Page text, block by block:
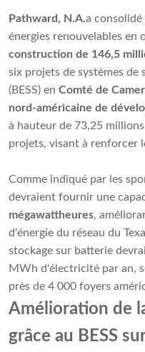
Pathward, N.A.a consolidé
énergies renouvelables
construction de 146,5
six projets de systèmes de
(BESS) en Comté de
nord-américaine de
à hauteur de 73,25
projets, visant à renforcer
Comme indiqué par les
devraient fournir une
mégawattheures,
d'énergie du réseau du
stockage sur batterie
MWh d'électricité par an,
près de 4 000 foyers
Amélioration de
grâce au BESS